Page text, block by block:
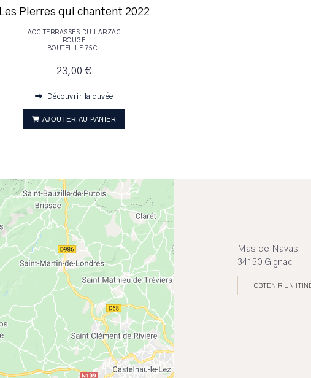
Les Pierres qui chantent 2022
AOC TERRASSES DU LARZAC
ROUGE
BOUTEILLE 75CL
23,00 €
Découvrir la cuvée
AJOUTER AU PANIER
Mas de Navas
34150 Gignac
OBTENIR UN